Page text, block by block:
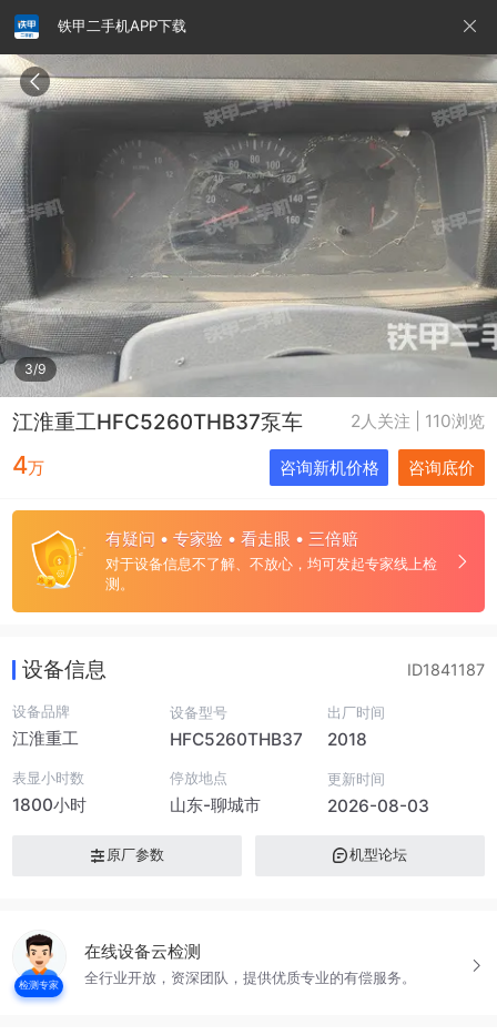
铁甲二手机APP下载
3/9
江淮重工HFC5260THB37泵车 2人关注 | 110浏览
4万 咨询新机价格 咨询底价
有疑问 • 专家验 • 看走眼 • 三倍赔
对于设备信息不了解、不放心，均可发起专家线上检
测。
请输入手机号
提
交
即
表
示
您
同
意
《隐
私
政
策》
设备信息 ID1841187
设备品牌
江淮重工
设备型号
HFC5260THB37
出厂时间
2018
表显小时数
1800小时
停放地点
山东-聊城市
更新时间
2026-08-03
原厂参数 机型论坛
检测专家
在线设备云检测
全行业开放，资深团队，提供优质专业的有偿服务。
铁甲龙总部 4000099032 认证经纪人